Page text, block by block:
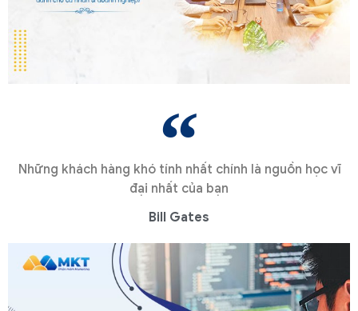
Những khách hàng khó tính nhất chính là nguồn học vĩ
đại nhất của bạn
Bill Gates